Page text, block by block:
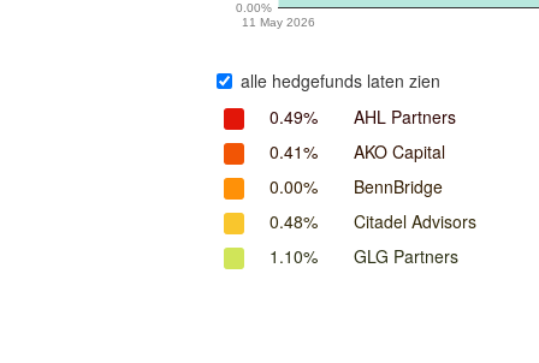
11 May 2026
0.00%
alle hedgefunds laten zien
0.49%
AHL Partners
0.41%
AKO Capital
0.00%
BennBridge
0.48%
Citadel Advisors
1.10%
GLG Partners